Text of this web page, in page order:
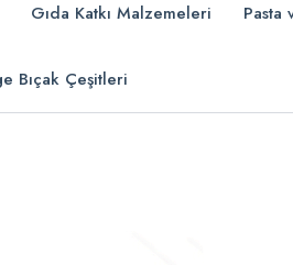
Gıda Katkı Malzemeleri Pasta
Bıçak Çeşitleri